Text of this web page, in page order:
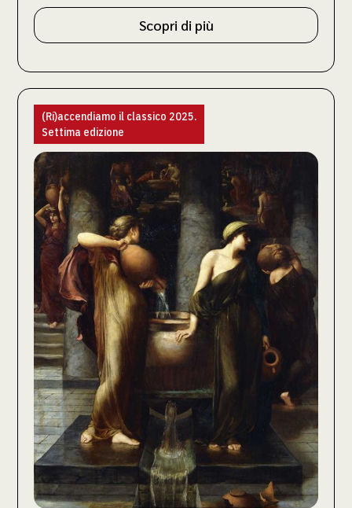
Scopri di più
(Ri)accendiamo il classico 2025.
Settima edizione